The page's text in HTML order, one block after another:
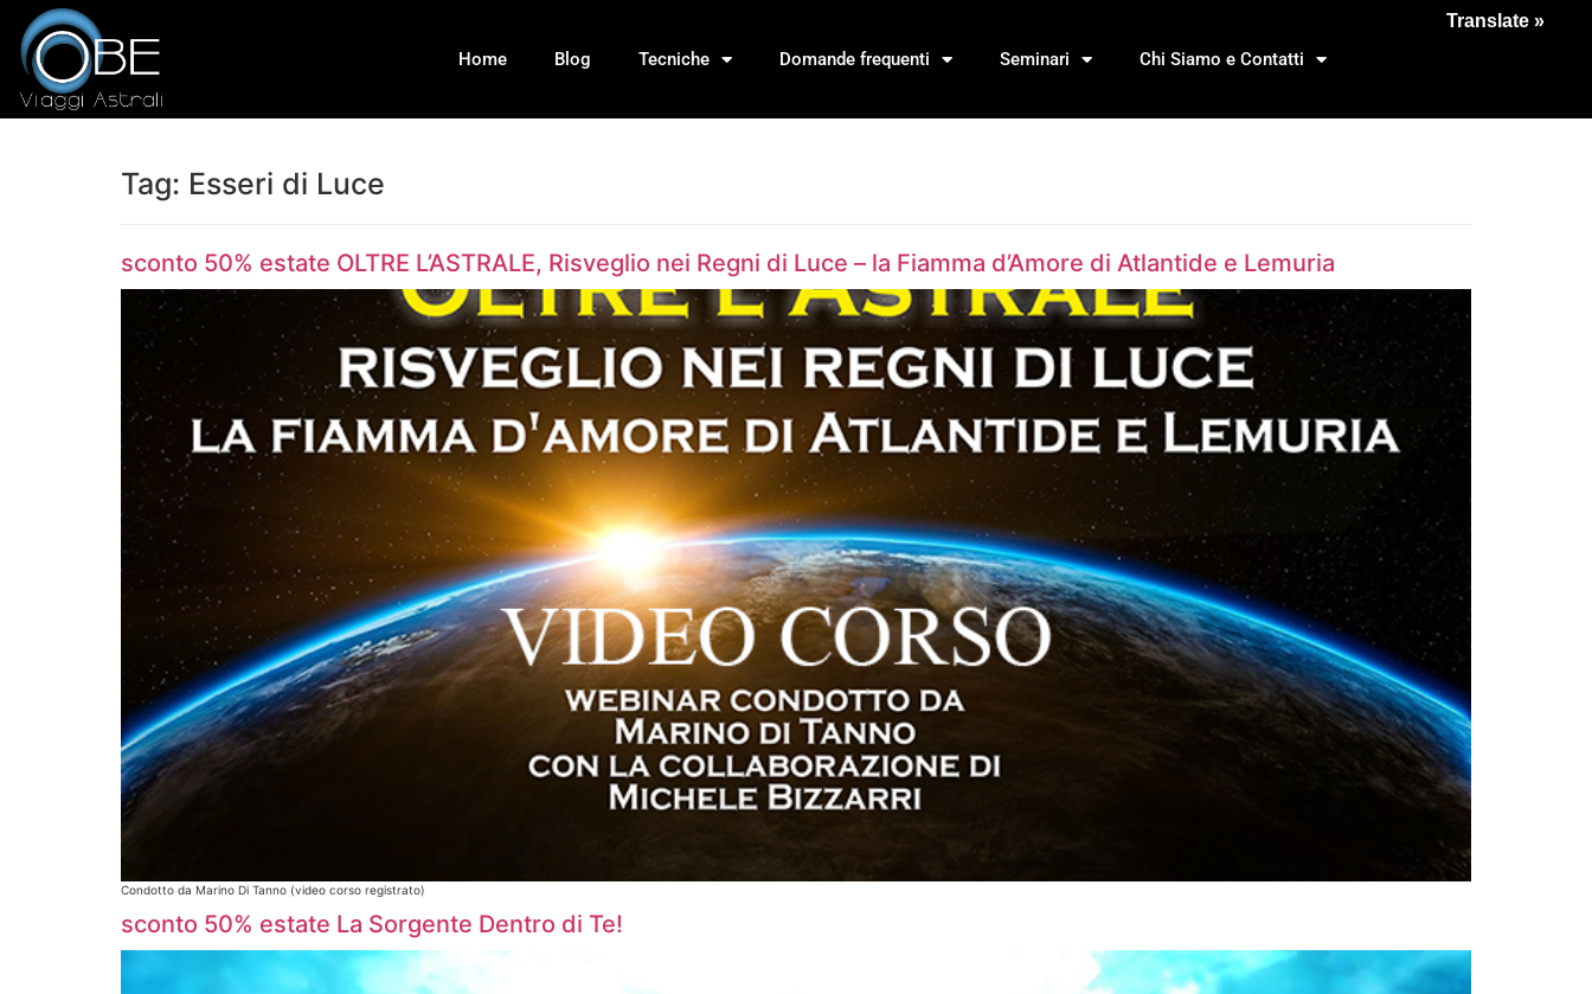
Home Blog Tecniche Domande frequenti Seminari Chi Siamo e Contatti
Tag: Esseri di Luce
sconto 50% estate OLTRE L’ASTRALE, Risveglio nei Regni di Luce – la Fiamma d’Amore di Atlantide e Lemuria
Condotto da Marino Di Tanno (video corso registrato)
sconto 50% estate La Sorgente Dentro di Te!
Translate »